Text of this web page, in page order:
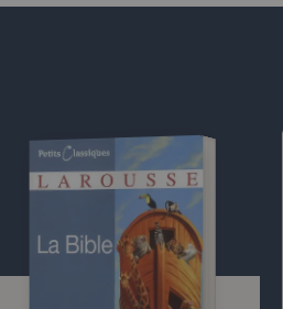
lettres rugueuses + 1 feutre effaçable et sa